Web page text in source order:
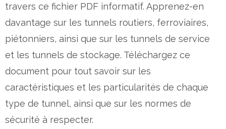
travers ce fichier PDF informatif. Apprenez-en
davantage sur les tunnels routiers, ferroviaires,
piétonniers, ainsi que sur les tunnels de service
et les tunnels de stockage. Téléchargez ce
document pour tout savoir sur les
caractéristiques et les particularités de chaque
type de tunnel, ainsi que sur les normes de
sécurité à respecter.